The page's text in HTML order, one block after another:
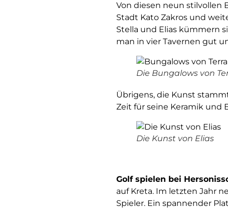
Von diesen neun stilvollen
Stadt Kato Zakros und
Stella und Elias kümmern
man in vier Tavernen gut
Die Bungalows von
Übrigens, die Kunst
Zeit für seine Keramik und
Die Kunst von Elias
Golf spielen bei
auf Kreta. Im letzten Jahr
Spieler. Ein spannender